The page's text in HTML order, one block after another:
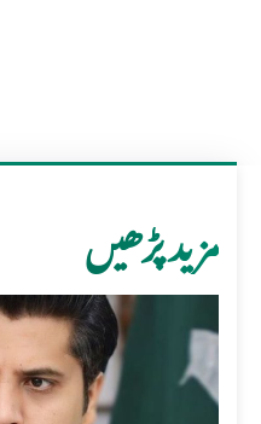
مزید پڑھیں